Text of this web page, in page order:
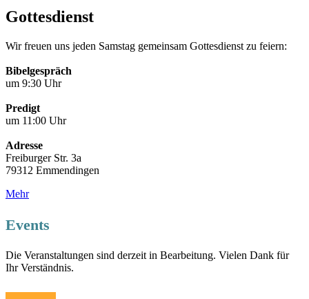
Gottesdienst
Wir freuen uns jeden Samstag gemeinsam Gottesdienst zu feiern:
Bibelgespräch
um 9:30 Uhr
Predigt
um 11:00 Uhr
Adresse
Freiburger Str. 3a
79312 Emmendingen
Mehr
Events
Die Veranstaltungen sind derzeit in Bearbeitung. Vielen Dank für
Ihr Verständnis.